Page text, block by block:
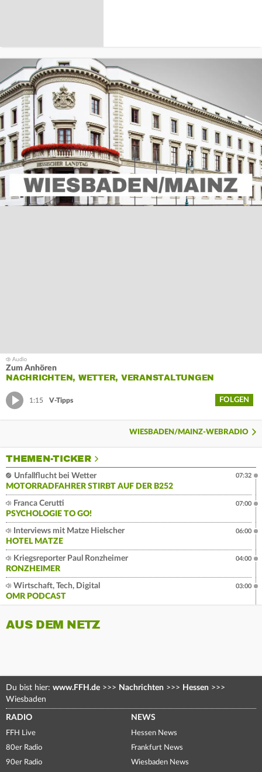
Zum Anhören
NACHRICHTEN, WETTER, VERANSTALTUNGEN
1:15 V-Tipps FOLGEN
WIESBADEN/MAINZ-WEBRADIO
THEMEN-TICKER
Unfallflucht bei Wetter
MOTORRADFAHRER STIRBT AUF DER B252
07:32
Franca Cerutti
PSYCHOLOGIE TO GO!
07:00
Interviews mit Matze Hielscher
HOTEL MATZE
06:00
Kriegsreporter Paul Ronzheimer
RONZHEIMER
04:00
Wirtschaft, Tech, Digital
OMR PODCAST
03:00
AUS DEM NETZ
Du bist hier: www.FFH.de >>> Nachrichten >>> Hessen >>>
Wiesbaden
RADIO
FFH Live
80er Radio
90er Radio
NEWS
Hessen News
Frankfurt News
Wiesbaden News